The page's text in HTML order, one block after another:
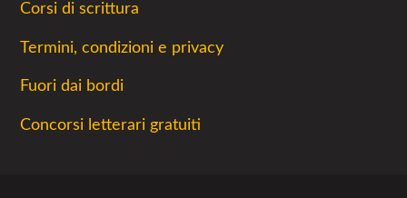
Corsi di scrittura
Termini, condizioni e privacy
Fuori dai bordi
Concorsi letterari gratuiti